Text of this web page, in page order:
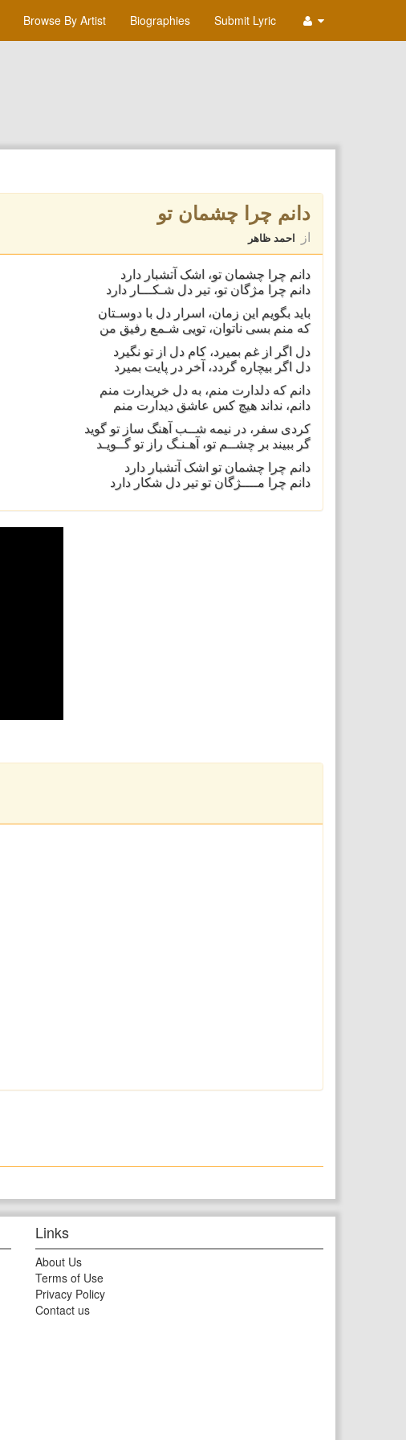
Browse By Artist Biographies Submit Lyric
دانم چرا چشمان تو
از احمد ظاهر
دانم چرا چشمان تو، اشک آتشبار دارد
دانم چرا مژگان تو، تير دل شـکـــار دارد
بايد بگويم اين زمان، اسرار دل با دوسـتان
که منم بسی ناتوان، تويی شـمع رفيق من
دل اگر از غم بميرد، کام دل از تو نگيرد
دل اگر بيچاره گردد، آخر در پايت بميرد
دانم که دلدارت منم، به دل خريدارت منم
دانم، نداند هيچ کس عاشق ديدارت منم
کردی سفر، در نيمه شــب آهنگ ساز تو گويد
گر ببيند بر چشــم تو، آهـنـگ راز تو گــویـد
دانم چرا چشمان تو اشک آتشبار دارد
دانم چرا مــــژگان تو تير دل شکار دارد
Links
About Us
Terms of Use
Privacy Policy
Contact us